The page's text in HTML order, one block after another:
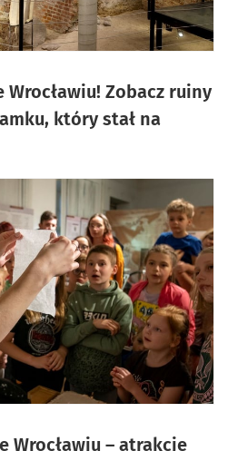
Wrocławiu! Zobacz ruiny
który stał na
Wrocławiu – atrakcje